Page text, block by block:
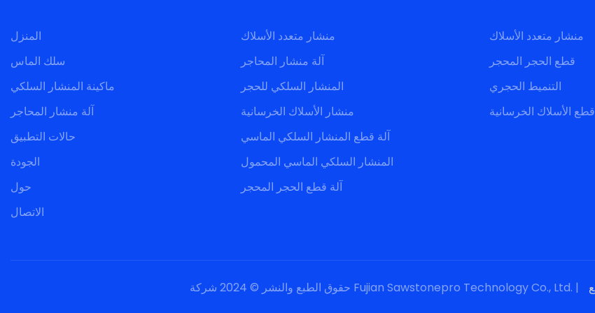
المنزل
سلك الماس
ماكينة المنشار السلكي
آلة منشار المحاجر
حالات التطبيق
الجودة
حول
الاتصال
آلة منشار المحاجر
المنشار السلكي للحجر
منشار الأسلاك الخرسانية
آلة قطع المنشار السلكي الماسي
المنشار السلكي الماسي المحمول
آلة قطع الحجر المحجر
منشار متعدد الأسلاك
قطع الحجر المحجر
التنميط الحجري
قطع الأسلاك الخرسانية
حقوق الطبع والنشر © 2024 شركة Fujian Sawstonepro Technology Co., Ltd. |